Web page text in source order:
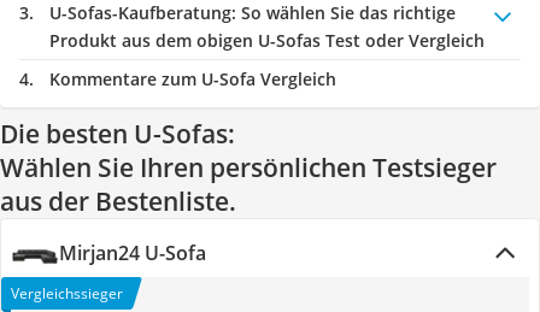
U-Sofas-Kaufberatung: So wählen Sie das richtige
Produkt aus dem obigen U-Sofas Test oder Vergleich
Kommentare zum U-Sofa Vergleich
Die besten U-Sofas:
Wählen Sie Ihren persönlichen Testsieger
aus der Bestenliste.
Mirjan24 U-Sofa
Vergleichssieger